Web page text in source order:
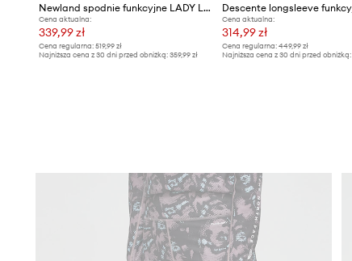
Newland spodnie funkcyjne LADY LEGGINGS
Cena aktualna:
339,99 zł
Cena regularna: 519,99 zł
Najniższa cena z 30 dni przed obniżką: 359,99 zł
Cena aktualna:
314,99 zł
Cena regularna:449,99 zł
Najniższa cena z 30 dni przed obniżką: